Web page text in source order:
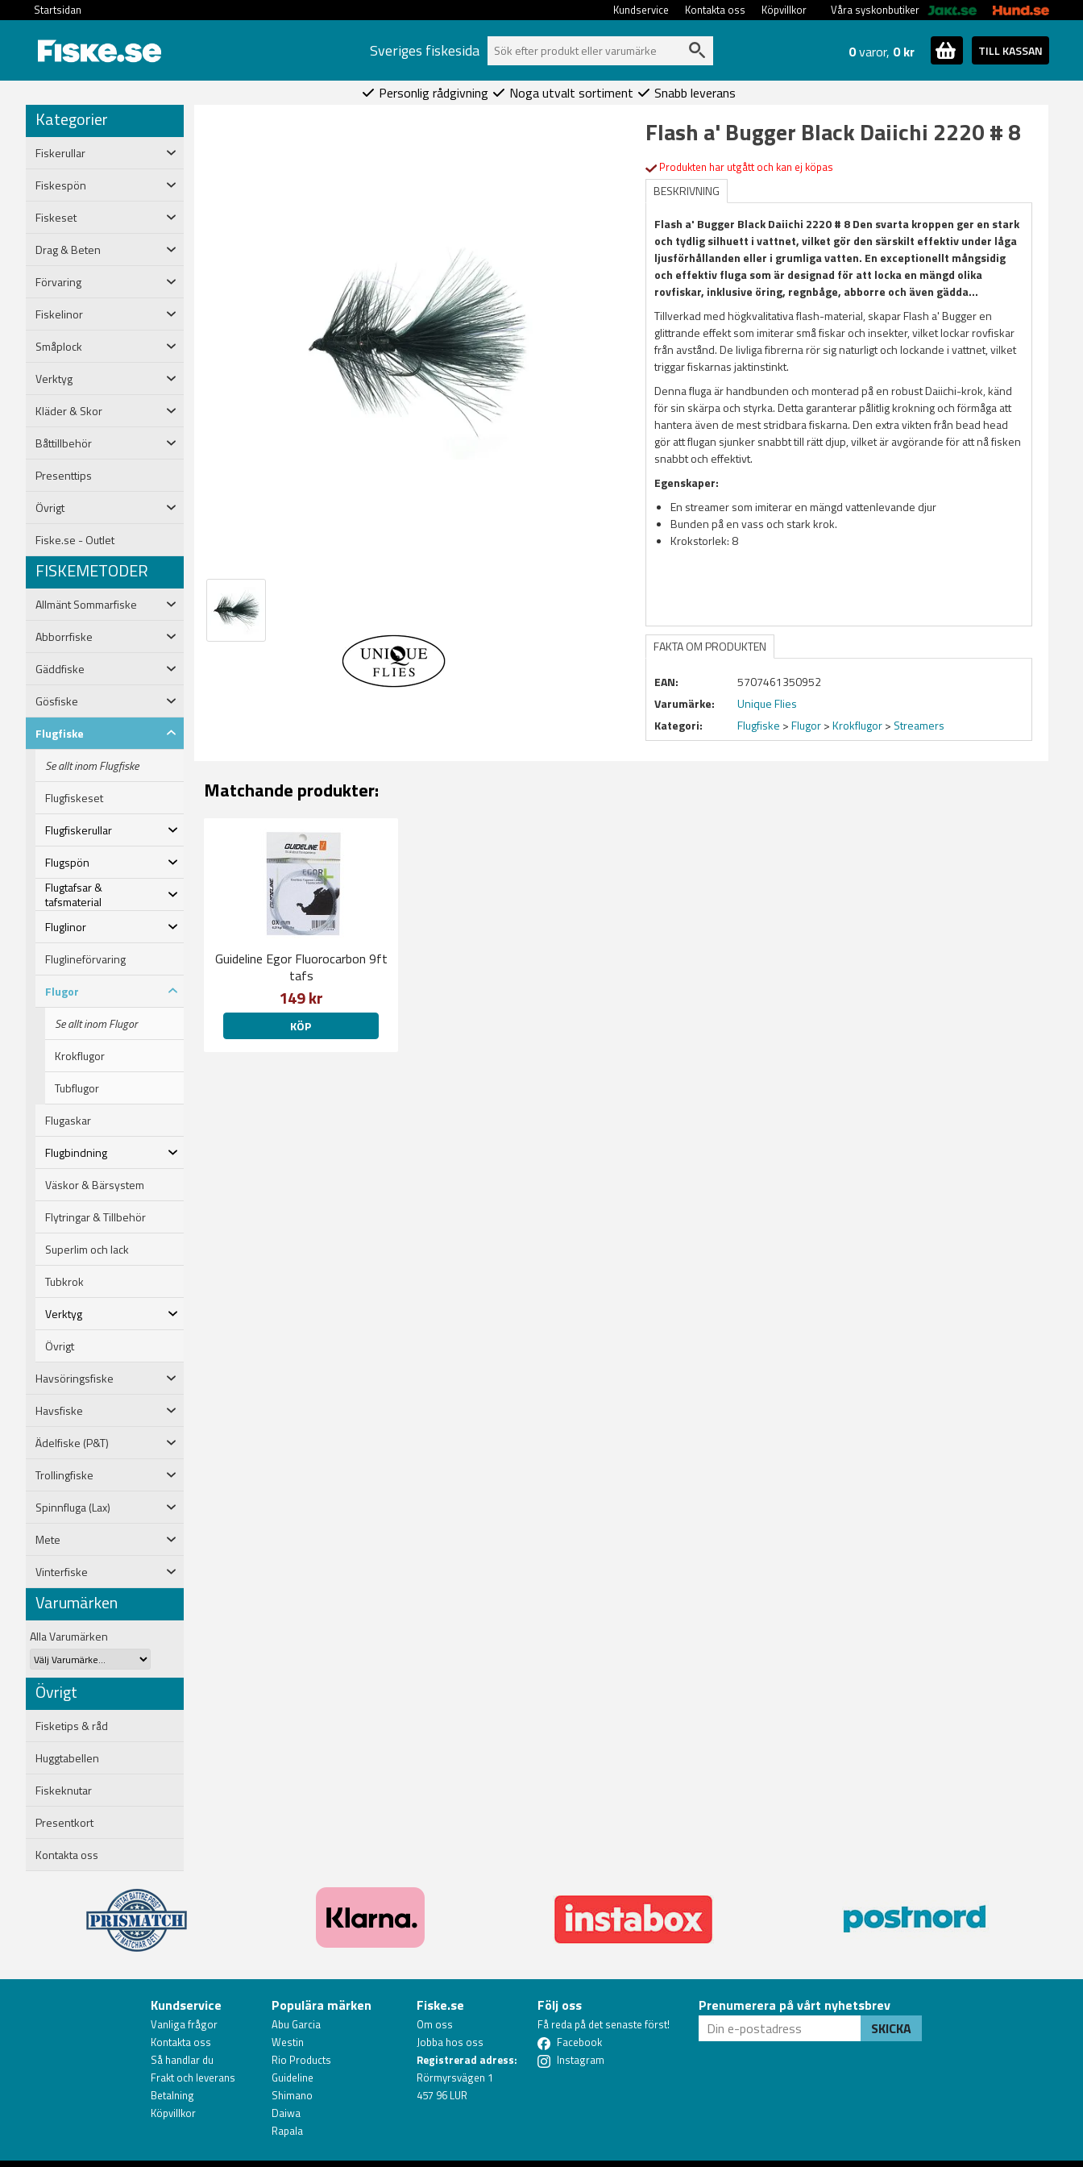
Startsidan Våra syskonbutiker
Köpvillkor
Kontakta oss
Kundservice
Sveriges fiskesida 0varor, 0 kr TILL KASSAN
Personlig rådgivning Noga utvalt sortiment Snabb leverans
Kategorier
Fiskerullar
Fiskespön
Fiskeset
Drag & Beten
Förvaring
Fiskelinor
Småplock
Verktyg
Kläder & Skor
Båttillbehör
Presenttips
Övrigt
Fiske.se - Outlet
FISKEMETODER
Allmänt Sommarfiske
Abborrfiske
Gäddfiske
Gösfiske
Flugfiske
Se allt inom Flugfiske
Flugfiskeset
Flugfiskerullar
Flugspön
Flugtafsar &
tafsmaterial
Fluglinor
Fluglineförvaring
Flugor
Se allt inom Flugor
Krokflugor
Tubflugor
Flugaskar
Flugbindning
Väskor & Bärsystem
Flytringar & Tillbehör
Superlim och lack
Tubkrok
Verktyg
Övrigt
Havsöringsfiske
Havsfiske
Ädelfiske (P&T)
Trollingfiske
Spinnfluga (Lax)
Mete
Vinterfiske
Varumärken
Alla Varumärken
Övrigt
Fisketips & råd
Huggtabellen
Fiskeknutar
Presentkort
Kontakta oss
Flash a' Bugger Black Daiichi 2220 # 8
Produkten har utgått och kan ej köpas
BESKRIVNING
Flash a' Bugger Black Daiichi 2220 # 8 Den svarta kroppen ger en stark
och tydlig silhuett i vattnet, vilket gör den särskilt effektiv under låga
ljusförhållanden eller i grumliga vatten. En exceptionellt mångsidig
och effektiv fluga som är designad för att locka en mängd olika
rovfiskar, inklusive öring, regnbåge, abborre och även gädda...
Tillverkad med högkvalitativa flash-material, skapar Flash a' Bugger en
glittrande effekt som imiterar små fiskar och insekter, vilket lockar rovfiskar
från avstånd. De livliga fibrerna rör sig naturligt och lockande i vattnet, vilket
triggar fiskarnas jaktinstinkt.
Denna fluga är handbunden och monterad på en robust Daiichi-krok, känd
för sin skärpa och styrka. Detta garanterar pålitlig krokning och förmåga att
hantera även de mest stridbara fiskarna. Den extra vikten från bead head
gör att flugan sjunker snabbt till rätt djup, vilket är avgörande för att nå fisken
snabbt och effektivt.
Egenskaper:
En streamer som imiterar en mängd vattenlevande djur
Bunden på en vass och stark krok.
Krokstorlek: 8
FAKTA OM PRODUKTEN
EAN:
5707461350952
Varumärke:
Unique Flies
Kategori:
Flugfiske >Flugor>Krokflugor> Streamers
Matchande produkter:
Guideline Egor Fluorocarbon 9ft
tafs
149 kr
KÖP
Kundservice
Vanliga frågor
Kontakta oss
Så handlar du
Frakt och leverans
Betalning
Köpvillkor
Populära märken
Abu Garcia
Westin
Rio Products
Guideline
Shimano
Daiwa
Rapala
Fiske.se
Om oss
Jobba hos oss
Registrerad adress:
Rörmyrsvägen 1
457 96 LUR
Följ oss
Få reda på det senaste först!
Facebook
Instagram
Prenumerera på vårt nyhetsbrev
SKICKA